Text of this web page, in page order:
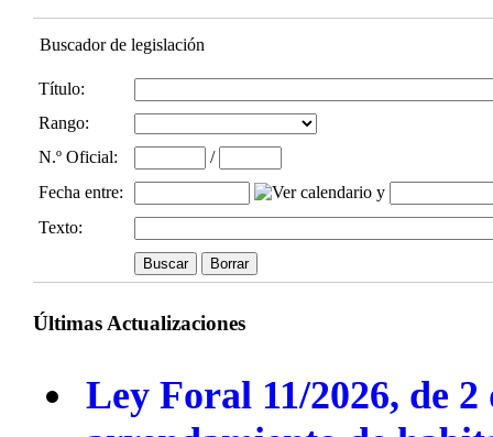
Buscador de legislación
Título:
Rango:
N.º Oficial:
/
Fecha entre:
y
Texto:
Últimas Actualizaciones
Ley Foral 11/2026, de